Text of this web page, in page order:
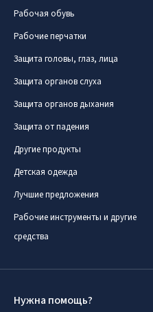
Рабочая обувь
Рабочие перчатки
Защита головы, глаз, лица
Защита органов слуха
Защита органов дыхания
Защита от падения
Другие продукты
Детская одежда
Лучшие предложения
Рабочие инструменты и другие
средства
Нужна помощь?